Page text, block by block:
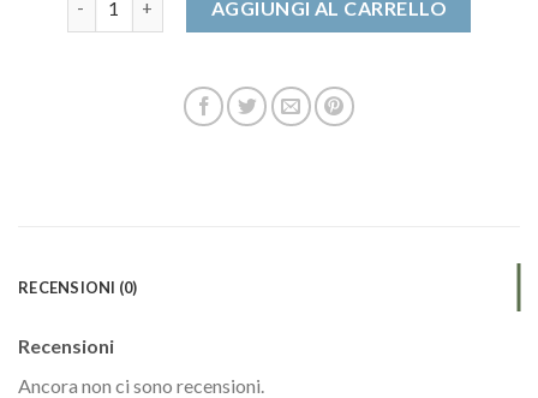
AGGIUNGI AL CARRELLO
RECENSIONI (0)
Recensioni
Ancora non ci sono recensioni.